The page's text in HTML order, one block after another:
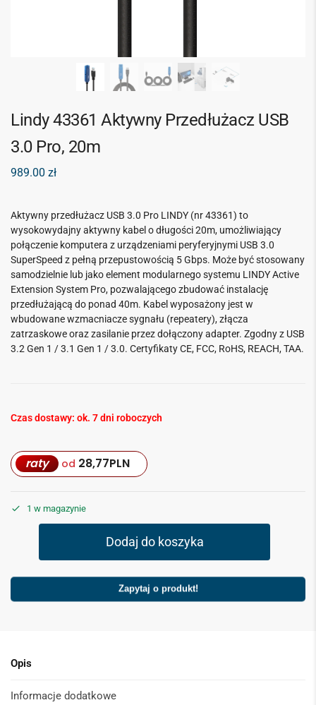
Lindy 43361 Aktywny Przedłużacz USB
3.0 Pro, 20m
989.00 zł
Aktywny przedłużacz USB 3.0 Pro LINDY (nr 43361) to
wysokowydajny aktywny kabel o długości 20m, umożliwiający
połączenie komputera z urządzeniami peryferyjnymi USB 3.0
SuperSpeed z pełną przepustowością 5 Gbps. Może być stosowany
samodzielnie lub jako element modularnego systemu LINDY Active
Extension System Pro, pozwalającego zbudować instalację
przedłużającą do ponad 40m. Kabel wyposażony jest w
wbudowane wzmacniacze sygnału (repeatery), złącza
zatrzaskowe oraz zasilanie przez dołączony adapter. Zgodny z USB
3.2 Gen 1 / 3.1 Gen 1 / 3.0. Certyfikaty CE, FCC, RoHS, REACH, TAA.
Czas dostawy: ok. 7 dni roboczych
raty od 28,77PLN
1 w magazynie
Dodaj do koszyka
Zapytaj o produkt!
Opis
Informacje dodatkowe